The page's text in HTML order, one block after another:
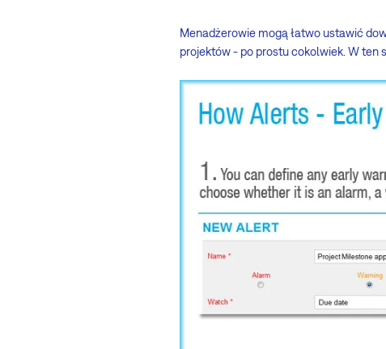
Menadżerowie mogą łatwo ustawić
projektów - po prostu cokolwiek. W ten